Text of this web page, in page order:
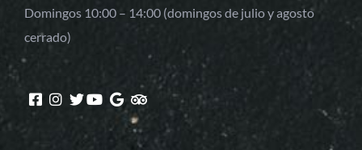
Domingos 10:00 – 14:00 (domingos de julio y agosto
cerrado)